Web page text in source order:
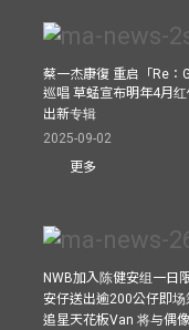
蔡一杰康復 重启「Re：
巡唱 草蜢宣布明年4月
出新专辑
2025-09-02
更多
NWB加入陈健安组一日
安仔送出逾200公仔即
追星天花板Van 将与偶